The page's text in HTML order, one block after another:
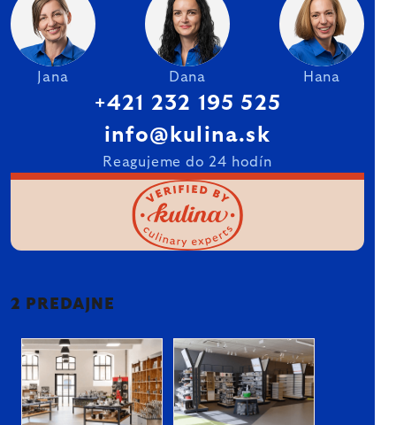
Jana Dana Hana
+421 232 195 525
info@kulina.sk
Reagujeme do 24 hodín
2 PREDAJNE